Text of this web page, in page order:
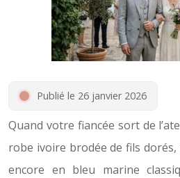
Publié le 26 janvier 2026
Quand votre fiancée sort de
robe ivoire brodée de fils
encore en bleu marine